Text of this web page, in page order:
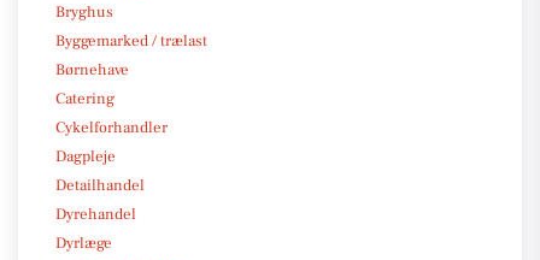
Bryghus
Byggemarked / trælast
Børnehave
Catering
Cykelforhandler
Dagpleje
Detailhandel
Dyrehandel
Dyrlæge